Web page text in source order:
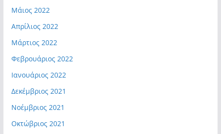
Μάιος 2022
Απρίλιος 2022
Μάρτιος 2022
Φεβρουάριος 2022
Ιανουάριος 2022
Δεκέμβριος 2021
Νοέμβριος 2021
Οκτώβριος 2021